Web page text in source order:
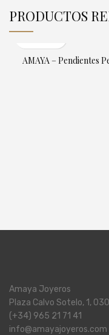
PRODUCTOS
AMAYA – Pendientes
Amaya Joyeros
Plaza Calvo Sotelo, 1,
(+34) 965 21 71 41
info@amayajoyeros.com